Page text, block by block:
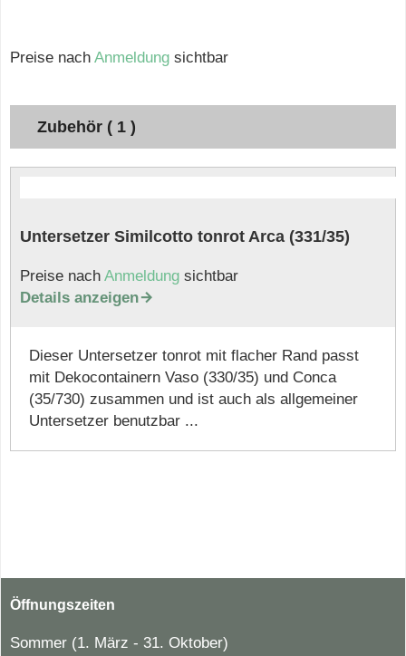
Preise nach Anmeldung sichtbar
Zubehör ( 1 )
Untersetzer Similcotto tonrot Arca (331/35)
Preise nach Anmeldung sichtbar
Details anzeigen
Dieser Untersetzer tonrot mit flacher Rand passt
mit Dekocontainern Vaso (330/35) und Conca
(35/730) zusammen und ist auch als allgemeiner
Untersetzer benutzbar ...
Öffnungszeiten
Sommer (1. März - 31. Oktober)